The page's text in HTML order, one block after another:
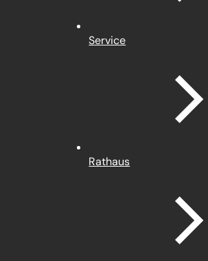
Service
Rathaus